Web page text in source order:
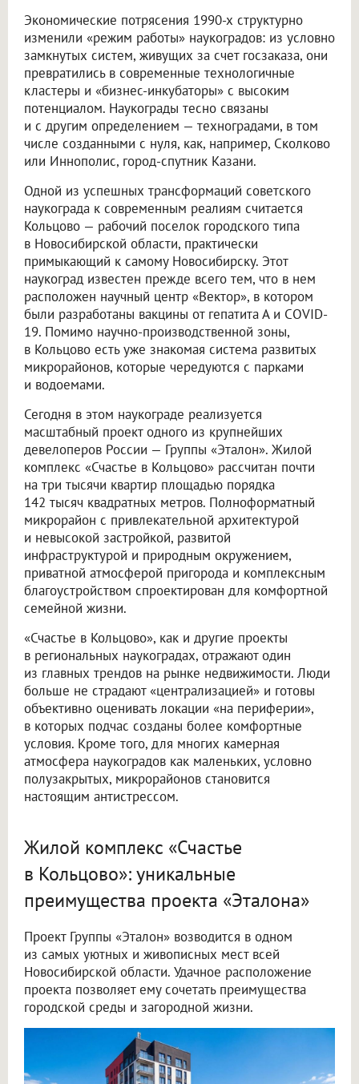
Экономические потрясения 1990-х структурно
изменили «режим работы» наукоградов: из условно
замкнутых систем, живущих за счет госзаказа, они
превратились в современные технологичные
кластеры и «бизнес-инкубаторы» с высоким
потенциалом. Наукограды тесно связаны
и с другим определением — техноградами, в том
числе созданными с нуля, как, например, Сколково
или Иннополис, город-спутник Казани.
Одной из успешных трансформаций советского
наукограда к современным реалиям считается
Кольцово — рабочий поселок городского типа
в Новосибирской области, практически
примыкающий к самому Новосибирску. Этот
наукоград известен прежде всего тем, что в нем
расположен научный центр «Вектор», в котором
были разработаны вакцины от гепатита А и COVID-
19. Помимо научно-производственной зоны,
в Кольцово есть уже знакомая система развитых
микрорайонов, которые чередуются с парками
и водоемами.
Сегодня в этом наукограде реализуется
масштабный проект одного из крупнейших
девелоперов России — Группы «Эталон». Жилой
комплекс «Счастье в Кольцово» рассчитан почти
на три тысячи квартир площадью порядка
142 тысяч квадратных метров. Полноформатный
микрорайон с привлекательной архитектурой
и невысокой застройкой, развитой
инфраструктурой и природным окружением,
приватной атмосферой пригорода и комплексным
благоустройством спроектирован для комфортной
семейной жизни.
«Счастье в Кольцово», как и другие проекты
в региональных наукоградах, отражают один
из главных трендов на рынке недвижимости. Люди
больше не страдают «централизацией» и готовы
объективно оценивать локации «на периферии»,
в которых подчас созданы более комфортные
условия. Кроме того, для многих камерная
атмосфера наукоградов как маленьких, условно
полузакрытых, микрорайонов становится
настоящим антистрессом.
Жилой комплекс «Счастье
в Кольцово»: уникальные
преимущества проекта «Эталона»
Проект Группы «Эталон» возводится в одном
из самых уютных и живописных мест всей
Новосибирской области. Удачное расположение
проекта позволяет ему сочетать преимущества
городской среды и загородной жизни.